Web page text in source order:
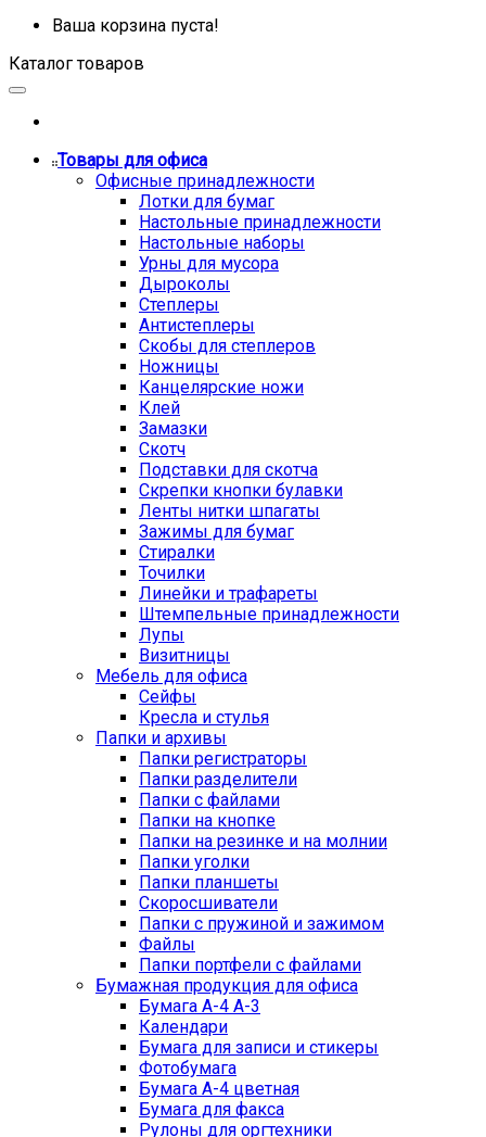
Ваша корзина пуста!
Каталог товаров
Товары для офиса
Офисные принадлежности
Лотки для бумаг
Настольные принадлежности
Настольные наборы
Урны для мусора
Дыроколы
Степлеры
Антистеплеры
Скобы для степлеров
Ножницы
Канцелярские ножи
Клей
Замазки
Скотч
Подставки для скотча
Скрепки кнопки булавки
Ленты нитки шпагаты
Зажимы для бумаг
Стиралки
Точилки
Линейки и трафареты
Штемпельные принадлежности
Лупы
Визитницы
Мебель для офиса
Сейфы
Кресла и стулья
Папки и архивы
Папки регистраторы
Папки разделители
Папки с файлами
Папки на кнопке
Папки на резинке и на молнии
Папки уголки
Папки планшеты
Скоросшиватели
Папки с пружиной и зажимом
Файлы
Папки портфели с файлами
Бумажная продукция для офиса
Бумага А-4 А-3
Календари
Бумага для записи и стикеры
Фотобумага
Бумага А-4 цветная
Бумага для факса
Рулоны для оргтехники